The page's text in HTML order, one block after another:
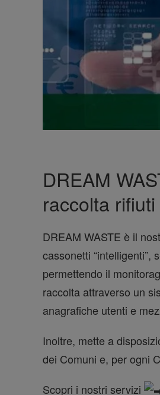
DREAM
raccolta rifiuti
DREAM WASTE è il
cassonetti “intelligenti”,
permettendo il
raccolta attraverso un
anagrafiche utenti e
Inoltre, mette a
dei Comuni e, per ogni
Scopri i nostri servizi